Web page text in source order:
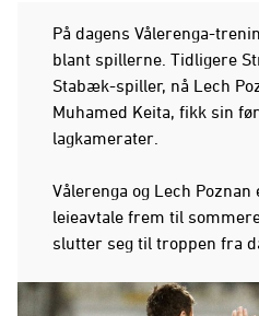
På dagens Vålerenga-
blant spillerne. Tidligere
Stabæk-spiller, nå Lech
Muhamed Keita, fikk sin
lagkamerater.
Vålerenga og Lech Poznan
leieavtale frem til
slutter seg til troppen fra